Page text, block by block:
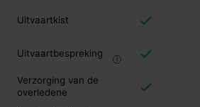
Uitvaartkist
Uitvaartbespreking
Verzorging van de
overledene